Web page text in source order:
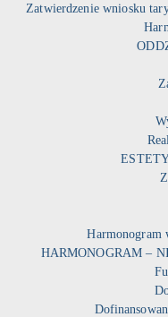
Zatwierdzenie wniosku
Harmonogram
HARMONOGRAM –